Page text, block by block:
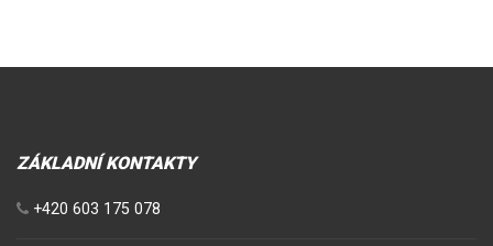
ZÁKLADNÍ KONTAKTY
+420 603 175 078